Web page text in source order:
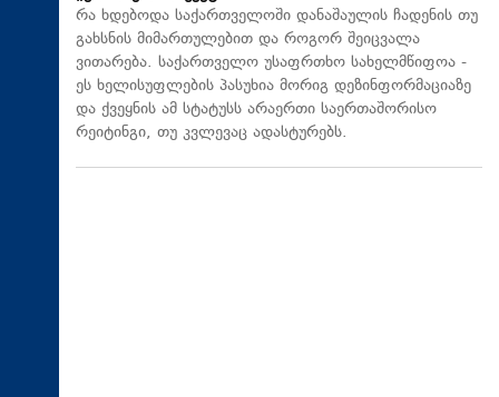
რა ხდებოდა საქართველოში დანაშაულის ჩადენის თუ
გახსნის მიმართულებით და როგორ შეიცვალა
ვითარება. საქართველო უსაფრთხო სახელმწიფოა -
ეს ხელისუფლების პასუხია მორიგ დეზინფორმაციაზე
და ქვეყნის ამ სტატუსს არაერთი საერთაშორისო
რეიტინგი, თუ კვლევაც ადასტურებს.